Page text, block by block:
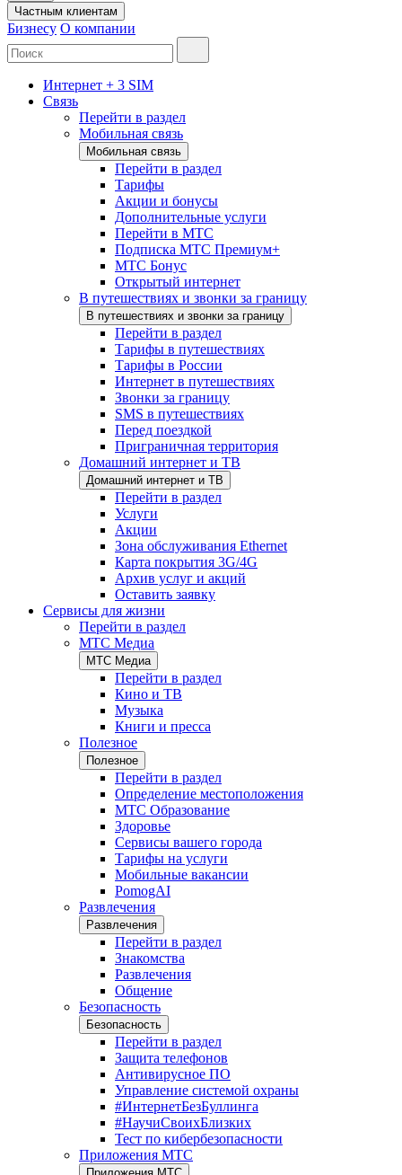
Частным клиентам
Бизнесу О компании
Интернет + 3 SIM
Связь
Перейти в раздел
Мобильная связь
Мобильная связь
Перейти в раздел
Тарифы
Акции и бонусы
Дополнительные услуги
Перейти в МТС
Подписка МТС Премиум+
МТС Бонус
Открытый интернет
В путешествиях и звонки за границу
В путешествиях и звонки за границу
Перейти в раздел
Тарифы в путешествиях
Тарифы в России
Интернет в путешествиях
Звонки за границу
SMS в путешествиях
Перед поездкой
Приграничная территория
Домашний интернет и ТВ
Домашний интернет и ТВ
Перейти в раздел
Услуги
Акции
Зона обслуживания Ethernet
Карта покрытия 3G/4G
Архив услуг и акций
Оставить заявку
Сервисы для жизни
Перейти в раздел
МТС Медиа
МТС Медиа
Перейти в раздел
Кино и ТВ
Музыка
Книги и пресса
Полезное
Полезное
Перейти в раздел
Определение местоположения
МТС Образование
Здоровье
Сервисы вашего города
Тарифы на услуги
Мобильные вакансии
PomogAI
Развлечения
Развлечения
Перейти в раздел
Знакомства
Развлечения
Общение
Безопасность
Безопасность
Перейти в раздел
Защита телефонов
Антивирусное ПО
Управление системой охраны
#ИнтернетБезБуллинга
#НаучиСвоихБлизких
Тест по кибербезопасности
Приложения МТС